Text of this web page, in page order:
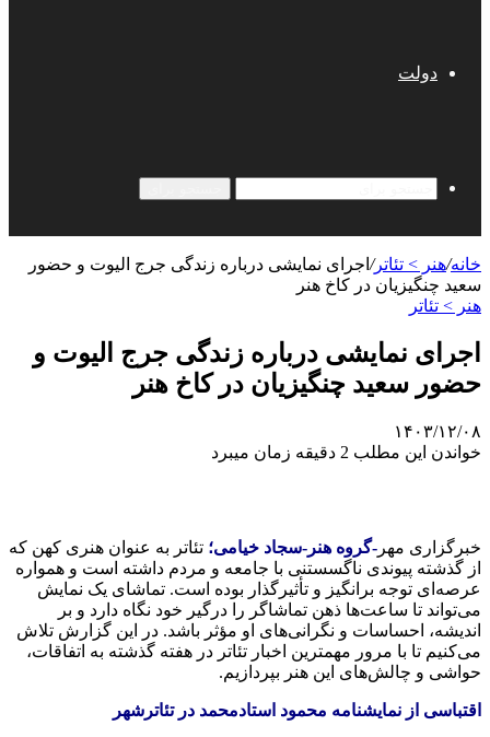
دولت
خانه/هنر > تئاتر/ اجرای نمایشی درباره زندگی جرج الیوت و حضور
سعید چنگیزیان در کاخ هنر
هنر > تئاتر
اجرای نمایشی درباره زندگی جرج الیوت و
حضور سعید چنگیزیان در کاخ هنر
۱۴۰۳/۱۲/۰۸
خواندن این مطلب 2 دقیقه زمان میبرد
خبرگزاری مهر -گروه هنر-سجاد خیامی؛ تئاتر به عنوان هنری کهن که
از گذشته پیوندی ناگسستنی با جامعه و مردم داشته است و همواره
عرصه‌ای توجه برانگیز و تأثیرگذار بوده است. تماشای یک نمایش
می‌تواند تا ساعت‌ها ذهن تماشاگر را درگیر خود نگاه دارد و بر
اندیشه، احساسات و نگرانی‌های او مؤثر باشد. در این گزارش تلاش
می‌کنیم تا با مرور مهمترین اخبار تئاتر در هفته گذشته به اتفاقات،
حواشی و چالش‌های این هنر بپردازیم.
اقتباسی از نمایشنامه محمود استادمحمد در تئاترشهر